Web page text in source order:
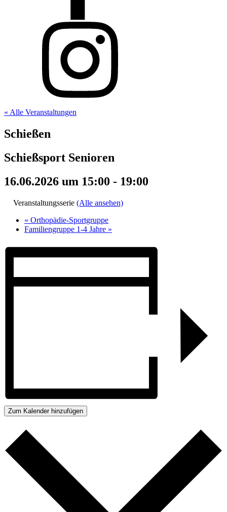
« Alle Veranstaltungen
Schießen
Schießsport Senioren
16.06.2026 um 15:00 - 19:00
Veranstaltungsserie (Alle ansehen)
« Orthopädie-Sportgruppe
Familiengruppe 1-4 Jahre »
Zum Kalender hinzufügen